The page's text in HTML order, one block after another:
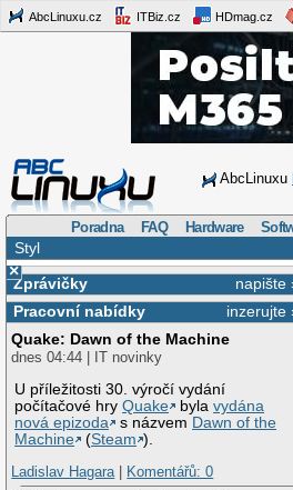
AbcLinuxu.cz ITBiz.cz HDmag.cz
AbcLinuxu
Poradna FAQ Hardware
Styl
×
napište
Zprávičky
inzerujte
Pracovní nabídky
Quake: Dawn of the Machine
dnes 04:44 | IT novinky
U příležitosti 30. výročí vydání
počítačové hryQuake bylavydána
nová epizoda
s názvem Dawn of the
Machine
(Steam ).
Ladislav Hagara| Komentářů: 0